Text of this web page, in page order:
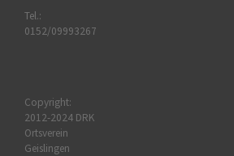
Tel.:
0152/09993267
Copyright:
2012-2024 DRK
Ortsverein
Geislingen